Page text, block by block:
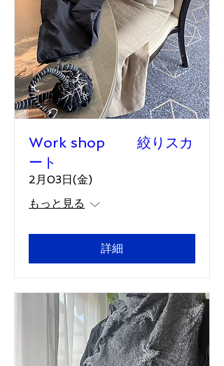
Work shop 絞りスカ
ート
2月03日(金)
もっと見る
詳細